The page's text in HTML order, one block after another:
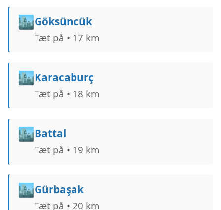
🏙️Göksüncük
Tæt på • 17 km
🏙️Karacaburç
Tæt på • 18 km
🏙️Battal
Tæt på • 19 km
🏙️Gürbaşak
Tæt på • 20 km